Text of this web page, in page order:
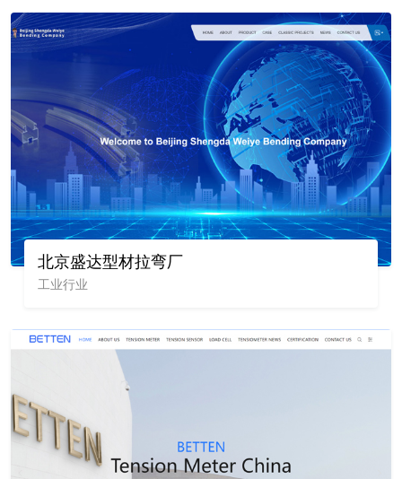
北京盛达型材拉弯厂
工业行业